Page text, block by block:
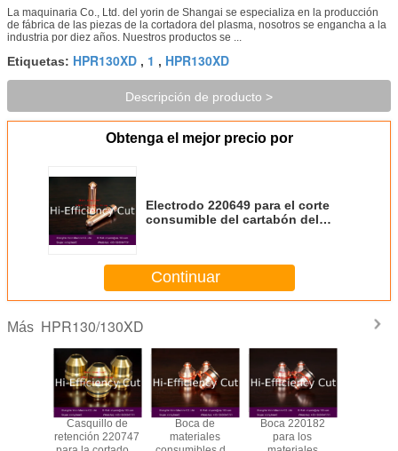
La maquinaria Co., Ltd. del yorin de Shangai se especializa en la producción
de fábrica de las piezas de la cortadora del plasma, nosotros se engancha a la
industria por diez años. Nuestros productos se ...
Etiquetas: HPR130XD , 1 , HPR130XD
Descripción de producto >
Obtenga el mejor precio por
Electrodo 220649 para el corte
consumible del cartabón del
Continuar
Más HPR130/130XD
Casquillo de
retención 220747
Boca de
materiales
Boca 220182
para los